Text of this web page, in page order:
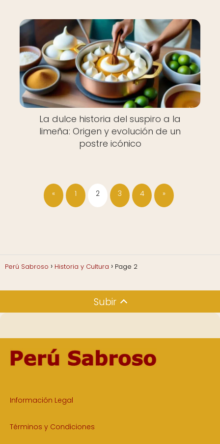
La dulce historia del suspiro a la
limeña: Origen y evolución de un
postre icónico
« 1 2 3 4 »
Perú Sabroso Historia y Cultura Page 2
Subir
Información Legal
Términos y Condiciones